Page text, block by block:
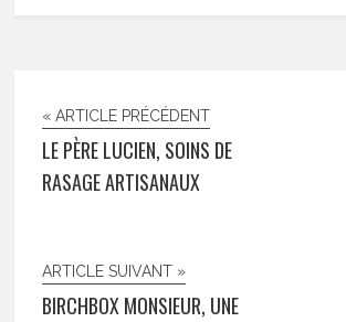
« ARTICLE PRÉCÉDENT
LE PÈRE LUCIEN, SOINS DE
RASAGE ARTISANAUX
ARTICLE SUIVANT »
BIRCHBOX MONSIEUR, UNE